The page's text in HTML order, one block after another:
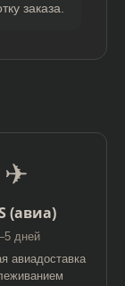
заказа.
✈
(авиа)
дней
авиадоставка